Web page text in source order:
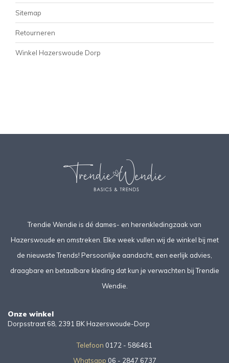
Sitemap
Retourneren
Winkel Hazerswoude Dorp
Trendie Wendie is dé dames- en herenkledingzaak van
Hazerswoude en omstreken. Elke week vullen wij de winkel bij met
de nieuwste Trends! Persoonlijke aandacht, een eerlijk advies,
draagbare en betaalbare kleding dat kun je verwachten bij Trendie
Wendie.
Onze winkel
Dorpsstraat 68, 2391 BK Hazerswoude-Dorp
Telefoon 0172 - 586461
Whatsapp 06 - 2847 6737